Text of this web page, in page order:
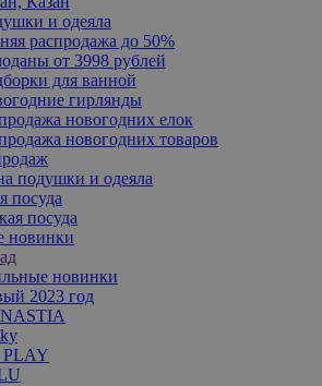
и одеяла
распродажа до 50%
от 3998 рублей
для ванной
гирлянды
новогодних елок
новогодних товаров
подушки и одеяла
посуда
посуда
новинки
новинки
2023 год